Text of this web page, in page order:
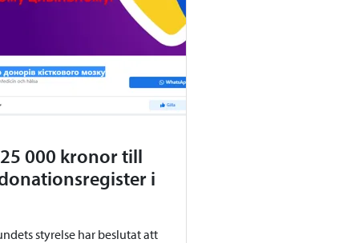
000 kronor till
i
styrelse har beslutat att